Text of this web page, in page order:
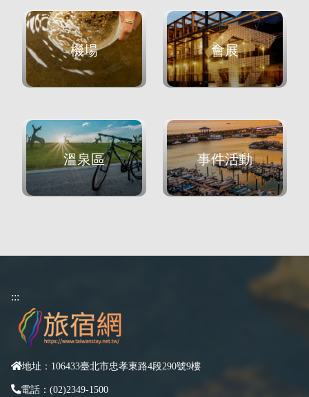
機場 會展
溫泉區 事件活動
:::
地址：106433臺北市忠孝東路4段290號9樓
電話：(02)2349-1500